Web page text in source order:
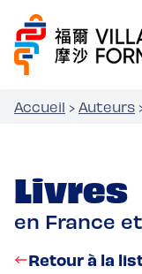
Accueil › Auteurs
Livres
en France
Retour à la